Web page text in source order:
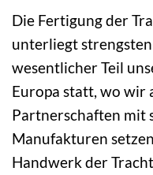
Die Fertigung der
unterliegt
wesentlicher Teil
Europa statt, wo wir
Partnerschaften mit
Manufakturen
Handwerk der